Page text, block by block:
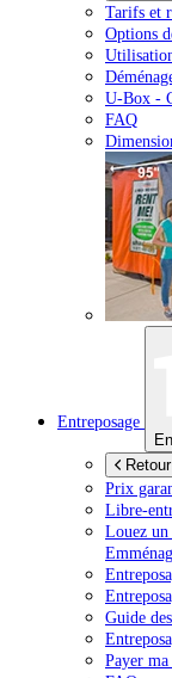
Tarifs et
Options
U-Box -
FAQ
Entreposage
Prix
Libre-
Louez un
Guide
Payer